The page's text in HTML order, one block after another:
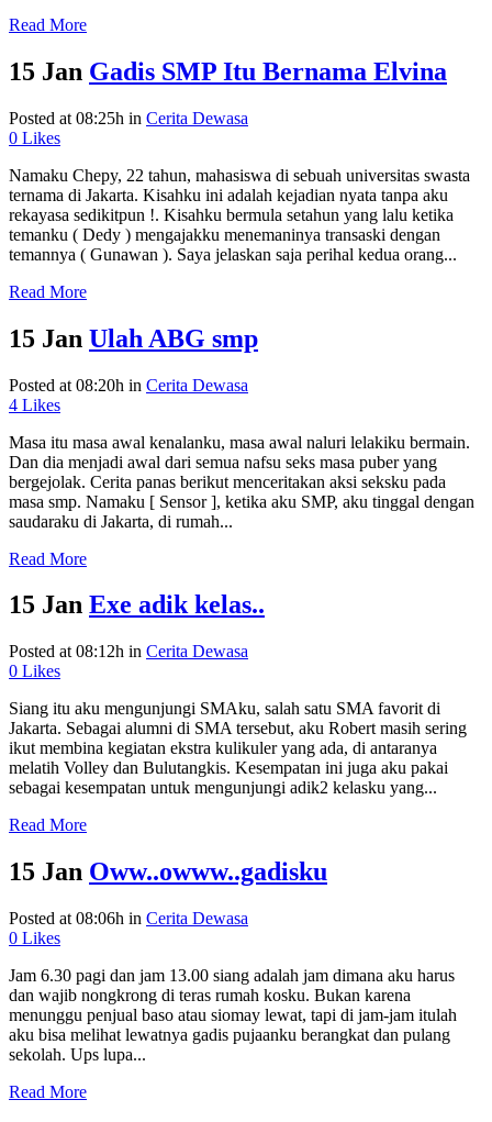
Read More
15 Jan Gadis SMP Itu Bernama Elvina
Posted at 08:25h in Cerita Dewasa
0 Likes
Namaku Chepy, 22 tahun, mahasiswa di sebuah universitas swasta
ternama di Jakarta. Kisahku ini adalah kejadian nyata tanpa aku
rekayasa sedikitpun !. Kisahku bermula setahun yang lalu ketika
temanku ( Dedy ) mengajakku menemaninya transaski dengan
temannya ( Gunawan ). Saya jelaskan saja perihal kedua orang...
Read More
15 Jan Ulah ABG smp
Posted at 08:20h in Cerita Dewasa
4 Likes
Masa itu masa awal kenalanku, masa awal naluri lelakiku bermain.
Dan dia menjadi awal dari semua nafsu seks masa puber yang
bergejolak. Cerita panas berikut menceritakan aksi seksku pada
masa smp. Namaku [ Sensor ], ketika aku SMP, aku tinggal dengan
saudaraku di Jakarta, di rumah...
Read More
15 Jan Exe adik kelas..
Posted at 08:12h in Cerita Dewasa
0 Likes
Siang itu aku mengunjungi SMAku, salah satu SMA favorit di
Jakarta. Sebagai alumni di SMA tersebut, aku Robert masih sering
ikut membina kegiatan ekstra kulikuler yang ada, di antaranya
melatih Volley dan Bulutangkis. Kesempatan ini juga aku pakai
sebagai kesempatan untuk mengunjungi adik2 kelasku yang...
Read More
15 Jan Oww..owww..gadisku
Posted at 08:06h in Cerita Dewasa
0 Likes
Jam 6.30 pagi dan jam 13.00 siang adalah jam dimana aku harus
dan wajib nongkrong di teras rumah kosku. Bukan karena
menunggu penjual baso atau siomay lewat, tapi di jam-jam itulah
aku bisa melihat lewatnya gadis pujaanku berangkat dan pulang
sekolah. Ups lupa...
Read More